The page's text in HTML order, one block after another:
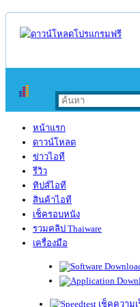
หน้าแรก
ดาวน์โหลด
ข่าวไอที
รีวิว
ทิปส์ไอที
สินค้าไอที
เช็ครอบหนัง
รวมคลิป Thaiware
เครื่องมือ
เช็คความเ